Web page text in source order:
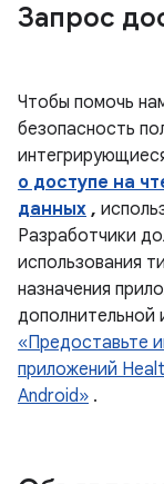
Запрос
Чтобы помочь
безопасность
о доступе на
данных ,
Разработчики
использования
назначения
дополнительной
«Предоставьте
приложений
Android» .